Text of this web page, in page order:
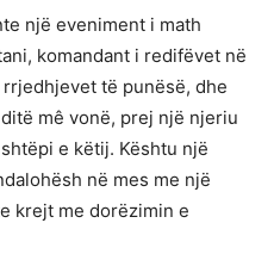
një eveniment i math
komandant i redifëvet në
të punësë, dhe
mê vonë, prej një njeriu
e këtij. Kështu një
në mes me një
krejt me dorëzimin e